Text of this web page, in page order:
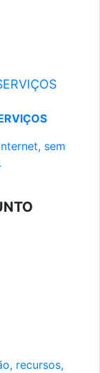
sem
recursos,